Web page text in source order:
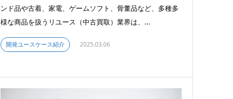
ンド品や古着、家電、ゲームソフト、骨董品など、多種多
様な商品を扱うリユース（中古買取）業界は、...
開発ユースケース紹介 2025.03.06